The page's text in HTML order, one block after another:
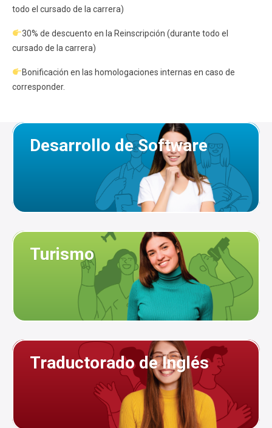
todo el cursado de la carrera)
30% de descuento en la Reinscripción (durante todo el
cursado de la carrera)
Bonificación en las homologaciones internas en caso de
corresponder.
Desarrollo de Software
Turismo
Traductorado de Inglés